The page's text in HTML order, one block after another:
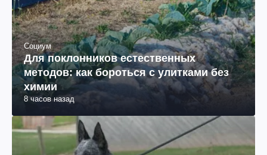
Социум
Для поклонников естественных
методов: как бороться с улитками без
химии
8 часов назад